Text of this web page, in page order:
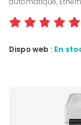
Dispo web : En